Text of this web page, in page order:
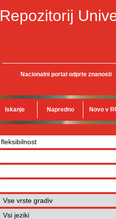
Repozitorij
Nacionalni portal odprte znanosti
Iskanje Napredno Novo v